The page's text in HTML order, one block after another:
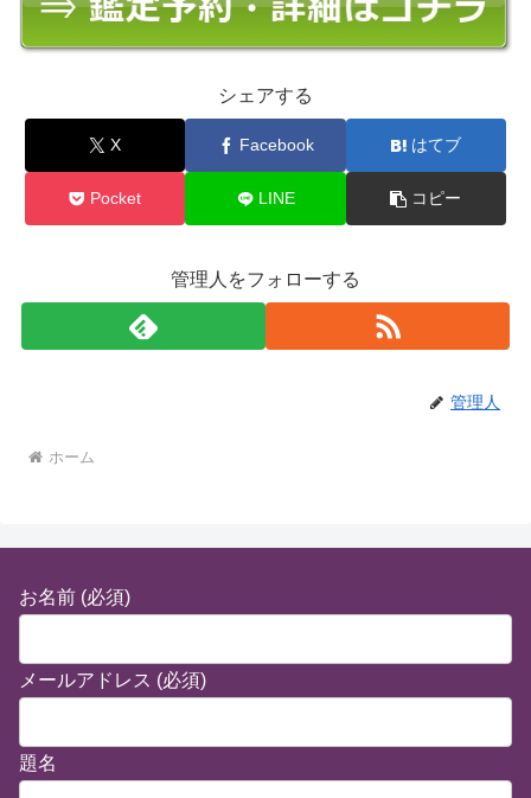
シェアする
X Facebook はてブ
Pocket LINE コピー
管理人をフォローする
管理人
ホーム
お名前 (必須)
メールアドレス (必須)
題名